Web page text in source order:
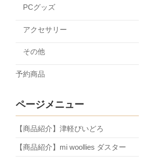
PCグッズ
アクセサリー
その他
予約商品
ページメニュー
【商品紹介】津軽びいどろ
【商品紹介】mi woollies ダスター